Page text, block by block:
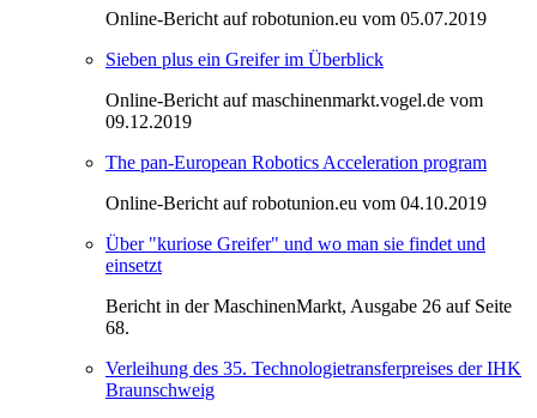
Online-Bericht auf robotunion.eu vom 05.07.2019
Sieben plus ein Greifer im Überblick
Online-Bericht auf maschinenmarkt.vogel.de vom
09.12.2019
The pan-European Robotics Acceleration program
Online-Bericht auf robotunion.eu vom 04.10.2019
Über "kuriose Greifer" und wo man sie findet und
einsetzt
Bericht in der MaschinenMarkt, Ausgabe 26 auf Seite
68.
Verleihung des 35. Technologietransferpreises der IHK
Braunschweig